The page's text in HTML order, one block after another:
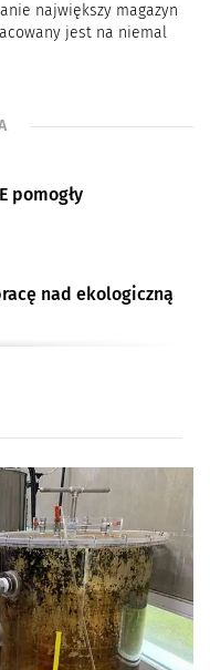
największy magazyn
jest na niemal
pomogły
nad ekologiczną
energii w Polsce.
przynajmniej nie za